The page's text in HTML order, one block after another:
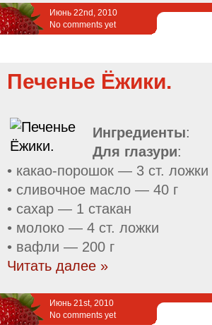
Июнь 22nd, 2010
No comments yet
Печенье Ёжики.
Ингредиенты:
Для глазури:
• какао-порошок — 3 ст. ложки
• сливочное масло — 40 г
• сахар — 1 стакан
• молоко — 4 ст. ложки
• вафли — 200 г
Читать далее »
Июнь 21st, 2010
No comments yet